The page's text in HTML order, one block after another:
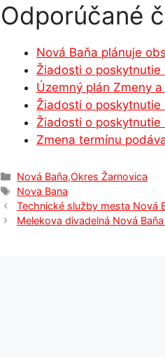
c
e
b
o
o
k
s
s
e
n
g
er
at
s
A
p
p
k
e
dI
n
Odporúčané
Nová Baňa plánuje
Žiadosti o
Územný plán Zmeny a
Žiadosti o
Žiadosti o
Zmena termínu
Kategórie
Nová Baňa,Okres Žarnovica
Značky
Nova Bana
Technické služby mesta Nová
Melekova divadelná Nová